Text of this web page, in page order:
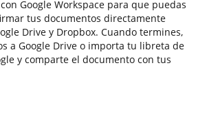
Google Workspace para que puedas
tus documentos directamente
Drive y Dropbox. Cuando termines,
a Google Drive o importa tu libreta de
y comparte el documento con tus